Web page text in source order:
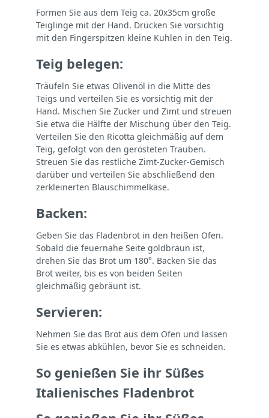
Formen Sie aus dem Teig ca. 20x35cm große
Teiglinge mit der Hand. Drücken Sie vorsichtig
mit den Fingerspitzen kleine Kuhlen in den Teig.
Teig belegen:
Träufeln Sie etwas Olivenöl in die Mitte des
Teigs und verteilen Sie es vorsichtig mit der
Hand. Mischen Sie Zucker und Zimt und streuen
Sie etwa die Hälfte der Mischung über den Teig.
Verteilen Sie den Ricotta gleichmäßig auf dem
Teig, gefolgt von den gerösteten Trauben.
Streuen Sie das restliche Zimt-Zucker-Gemisch
darüber und verteilen Sie abschließend den
zerkleinerten Blauschimmelkäse.
Backen:
Geben Sie das Fladenbrot in den heißen Ofen.
Sobald die feuernahe Seite goldbraun ist,
drehen Sie das Brot um 180°. Backen Sie das
Brot weiter, bis es von beiden Seiten
gleichmäßig gebräunt ist.
Servieren:
Nehmen Sie das Brot aus dem Ofen und lassen
Sie es etwas abkühlen, bevor Sie es schneiden.
So genießen Sie ihr Süßes
Italienisches Fladenbrot